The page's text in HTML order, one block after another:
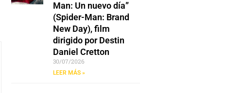
Man: Un nuevo día”
(Spider-Man: Brand
New Day), film
dirigido por Destin
Daniel Cretton
30/07/2026
LEER MÁS »